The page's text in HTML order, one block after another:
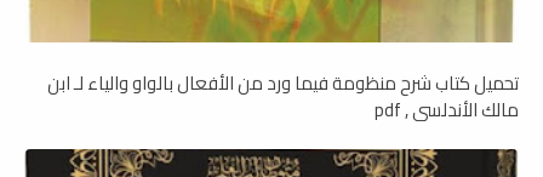
تحميل كتاب شرح منظومة فيما ورد من الأفعال بالواو والياء لـ ابن
مالك الأندلسي , pdf